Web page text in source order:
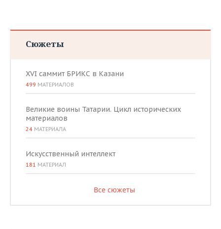
Сюжеты
XVI саммит БРИКС в Казани
499 МАТЕРИАЛОВ
Великие воины Татарии. Цикл исторических
материалов
24 МАТЕРИАЛА
Искусственный интеллект
181 МАТЕРИАЛ
Все сюжеты